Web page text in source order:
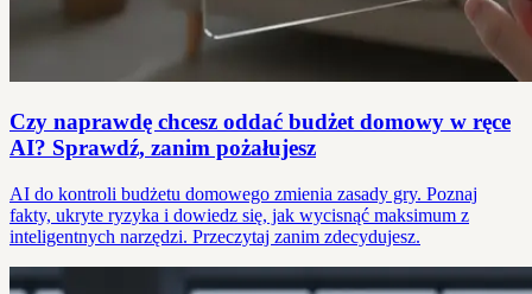
Czy naprawdę chcesz oddać budżet domowy w ręce
AI? Sprawdź, zanim pożałujesz
AI do kontroli budżetu domowego zmienia zasady gry. Poznaj
fakty, ukryte ryzyka i dowiedz się, jak wycisnąć maksimum z
inteligentnych narzędzi. Przeczytaj zanim zdecydujesz.